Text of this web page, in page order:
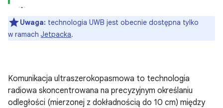
Uwaga: technologia UWB jest obecnie dostępna tylko
w ramach Jetpacka.
Komunikacja ultraszerokopasmowa to technologia
radiowa skoncentrowana na precyzyjnym określaniu
odległości (mierzonej z dokładnością do 10 cm) między